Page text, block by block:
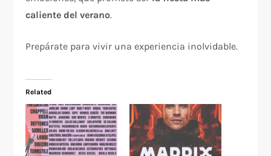
caliente del verano.
Prepárate para vivir una experiencia inolvidable.
Related